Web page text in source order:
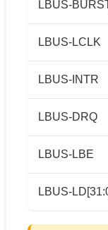
LBUS-
LBUS-LCLK
LBUS-INTR
LBUS-DRQ
LBUS-LBE
LBUS-